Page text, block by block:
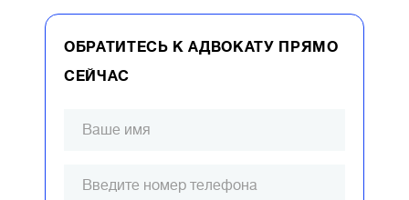
ОБРАТИТЕСЬ К АДВОКАТУ ПРЯМО
СЕЙЧАС